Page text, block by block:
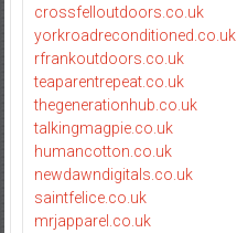
crossfelloutdoors.co.uk
yorkroadreconditioned.co.uk
rfrankoutdoors.co.uk
teaparentrepeat.co.uk
thegenerationhub.co.uk
talkingmagpie.co.uk
humancotton.co.uk
newdawndigitals.co.uk
saintfelice.co.uk
mrjapparel.co.uk